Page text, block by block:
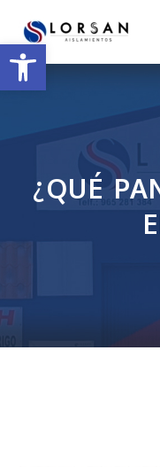
Open toolbar
¿QUÉ